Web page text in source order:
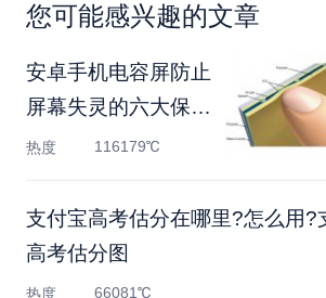
您可能感兴趣的文章
安卓手机电容屏防止
屏幕失灵的六大保养
方法
热度 116179℃
支付宝高考估分在哪里?怎么用?
高考估分图
热度 66081℃